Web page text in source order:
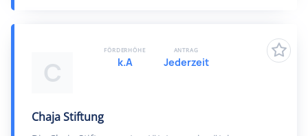
C
Chaja Stiftung
FÖRDERHÖHE
k.A
ANTRAG
Jederzeit